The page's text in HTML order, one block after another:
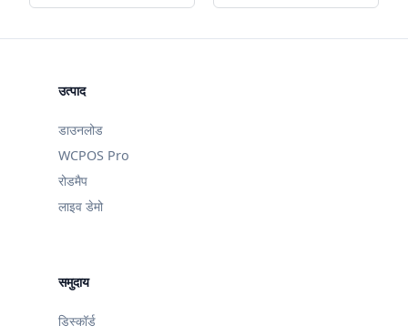
उत्पाद
डाउनलोड
WCPOS Pro
रोडमैप
लाइव डेमो
समुदाय
डिस्कॉर्ड